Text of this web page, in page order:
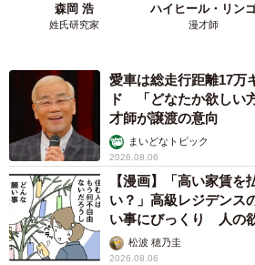
森岡 浩
姓氏研究家
ハイヒール・リン
漫才師
愛車は総走行距離17万
ド 「どなたか欲しい
才師が譲渡の意向
まいどなトピック
2026.08.06
【漫画】「高い家賃を
い？」高級レジデンス
い事にびっくり 人の
松波 穂乃圭
2026.08.06